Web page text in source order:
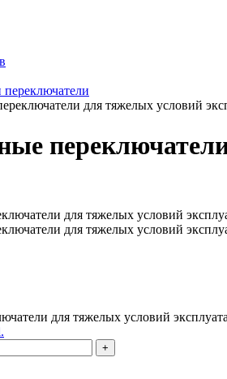
для тяжелых условий
для тяжелых условий
+